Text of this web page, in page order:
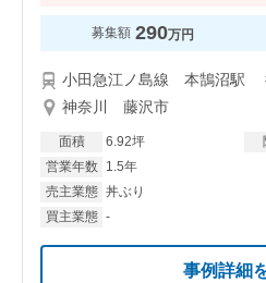
募集額 290万円
神奈川 藤沢市
面積 6.92坪
営業年数
1.5年
売主業態 丼ぶり
買主業態 -
事例詳細